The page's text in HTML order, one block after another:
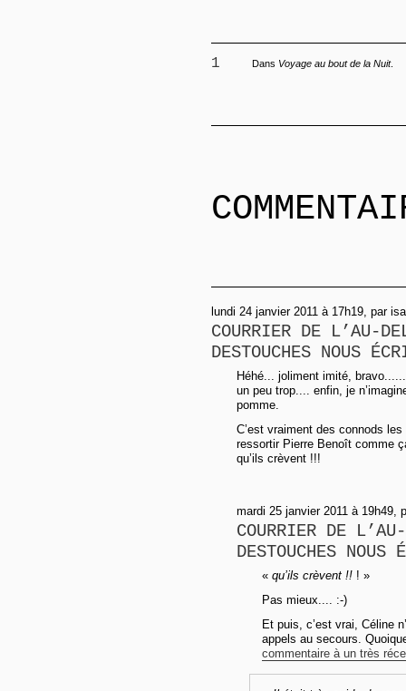
1 Dans Voyage au bout de la Nuit.
lundi 24 janvier 2011 à 17h19, par
COURRIER DE L’AU-
DESTOUCHES NOUS
Héhé... joliment imité,
un peu trop.... enfin, je
pomme.
C’est vraiment des connods
ressortir Pierre Benoît comme
qu’ils crèvent !!!
mardi 25 janvier 2011 à 19h49,
COURRIER DE
DESTOUCHES
« qu’ils crèvent !! ! »
Pas mieux.... :-)
Et puis, c’est vrai, Céline
appels au secours.
commentaire à un très